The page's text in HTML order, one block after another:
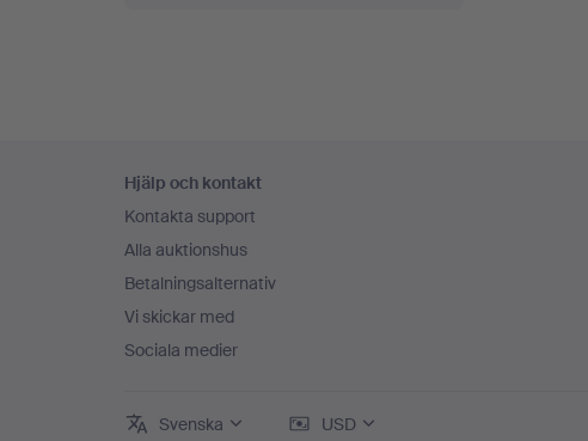
Hjälp och kontakt
Kontakta support
Alla auktionshus
Betalningsalternativ
Vi skickar med
Sociala medier
Svenska USD